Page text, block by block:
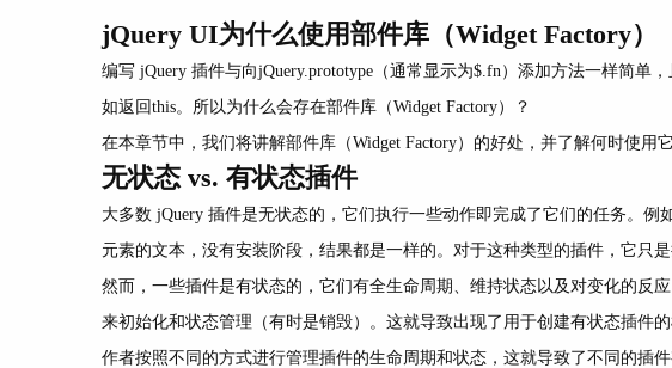
jQuery UI为什么使用部件库（Widget Factory）
编写 jQuery 插件与向jQuery.prototype（通常显示为$.fn）添加方法一样简单
如返回this。所以为什么会存在部件库（Widget Factory）？
在本章节中，我们将讲解部件库（Widget Factory）的好处，并了解何时使用
无状态 vs. 有状态插件
大多数 jQuery 插件是无状态的，它们执行一些动作即完成了它们的任务。例
元素的文本，没有安装阶段，结果都是一样的。对于这种类型的插件，它只是
然而，一些插件是有状态的，它们有全生命周期、维持状态以及对变化的反
来初始化和状态管理（有时是销毁）。这就导致出现了用于创建有状态插件
作者按照不同的方式进行管理插件的生命周期和状态，这就导致了不同的插